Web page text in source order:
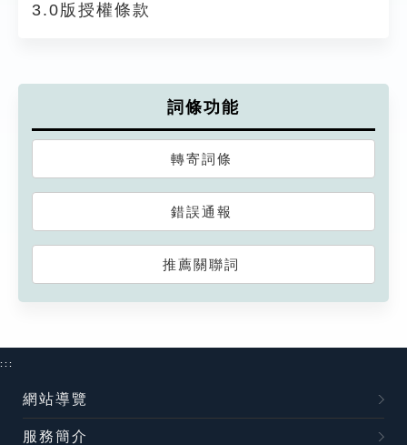
3.0版授權條款
詞條功能
轉寄詞條
錯誤通報
推薦關聯詞
:::
網站導覽
服務簡介